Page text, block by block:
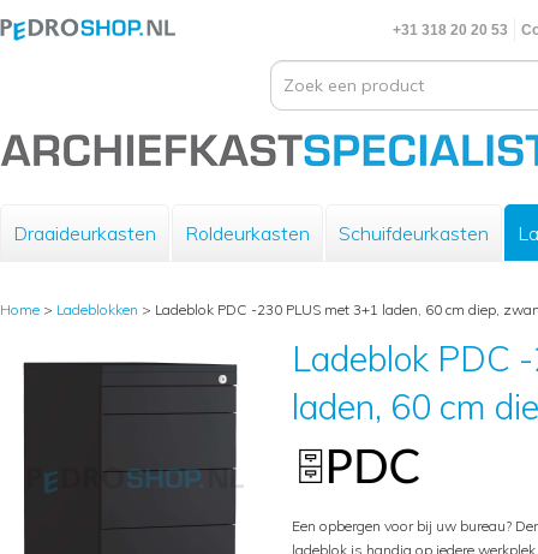
+31 318 20 20 53
Draaideurkasten Roldeurkasten Schuifdeurkasten
Home > Ladeblokken > Ladeblok PDC -230 PLUS met 3+1 laden, 60 cm diep,
Ladeblok PDC
laden, 60 cm
Een opbergen voor bij uw bureau?
ladeblok is handig op iedere werkplek.